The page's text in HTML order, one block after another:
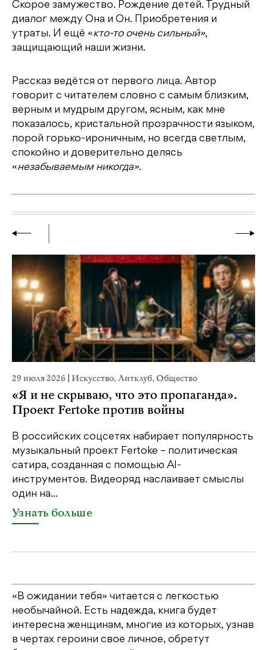
Скорое замужество. Рождение детей. Трудный
диалог между Она и Он. Приобретения и
утраты. И ещё «кто-то очень сильный»,
защищающий наши жизни.
Рассказ ведётся от первого лица. Автор
говорит с читателем словно с самым близким,
верным и мудрым другом, ясным, как мне
показалось, кристальной прозрачности языком,
порой горько-ироничным, но всегда светлым,
спокойно и доверительно делясь
«незабываемым никогда».
29 июля 2026 Искусство,Литклуб,Общество
«Я и не скрываю, что это пропаганда».
Проект Fertoke против войны
В российских соцсетях набирает популярность
музыкальный проект Fertoke – политическая
сатира, созданная с помощью AI-
инструментов. Видеоряд наслаивает смыслы
один на...
Узнать больше
«В ожидании тебя» читается с легкостью
необычайной. Есть надежда, книга будет
интересна женщинам, многие из которых, узнав
в чертах героини свое личное, обретут